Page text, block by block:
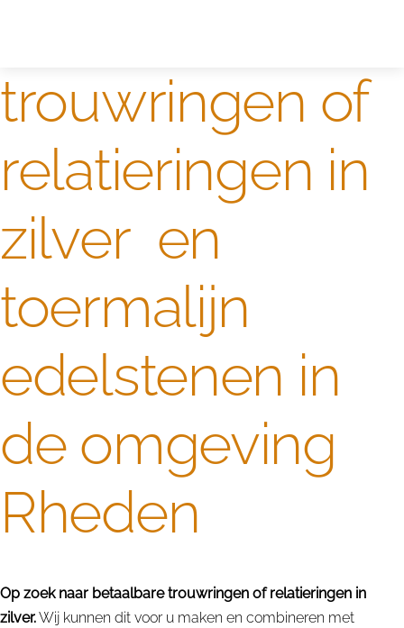
trouwringen of
relatieringen in
zilver en
toermalijn
edelstenen in
de omgeving
Rheden
Op zoek naar betaalbare trouwringen of relatieringen in
zilver.Wij kunnen dit voor u maken en combineren met